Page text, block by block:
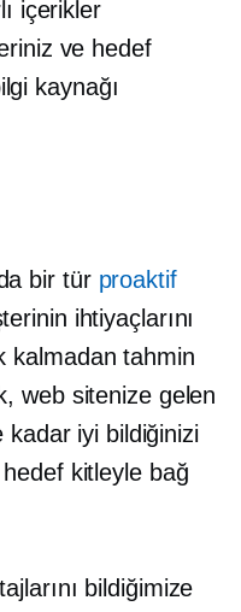
içerikler
ve hedef
kaynağı
bir tür proaktif
ihtiyaçlarını
kalmadan tahmin
web sitenize gelen
kadar iyi bildiğinizi
hedef kitleyle bağ
bildiğimize